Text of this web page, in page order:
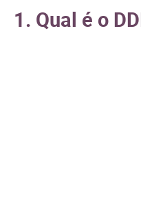
1. Qual é o